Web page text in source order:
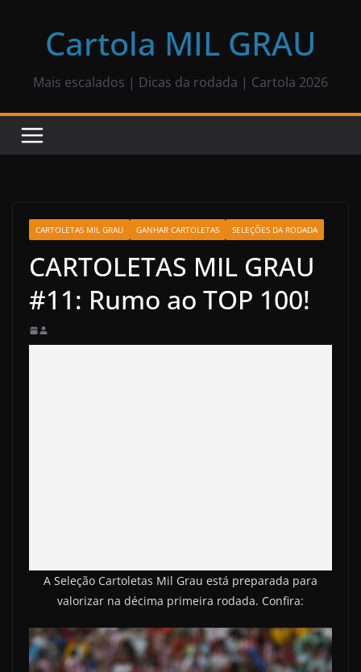
Cartola MIL GRAU
Mais escalados | Dicas da rodada | Cartola 2026
CARTOLETAS MIL GRAU GANHAR CARTOLETAS SELEÇÕES DA RODADA
CARTOLETAS MIL GRAU
#11: Rumo ao TOP 100!
A Seleção Cartoletas Mil Grau está preparada para
valorizar na décima primeira rodada. Confira: